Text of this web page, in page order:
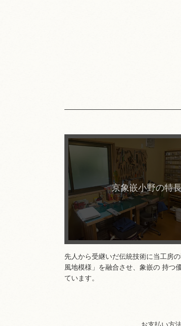
京象嵌小野の特
先人から受継いだ伝統技術に当工房
風地模様」を融合させ、象嵌の 持つ
ています。
詳細はこちら